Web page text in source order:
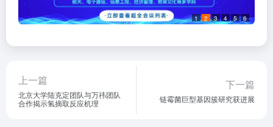
1 2 3 4 5 6
上一篇
北京大学陆克定团队与万祎团队
合作揭示氢摘取反应机理
下一篇
链霉菌巨型基因簇研究获进展